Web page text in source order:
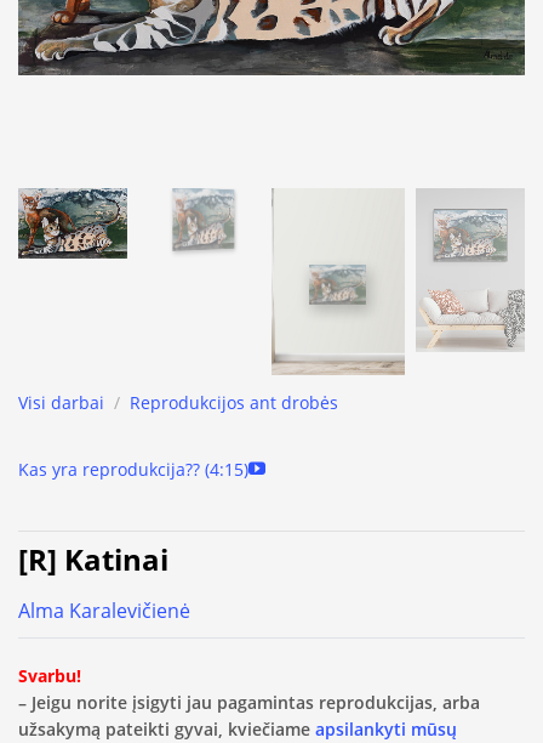
Visi darbai / Reprodukcijos ant drobės
Kas yra reprodukcija?? (4:15)
[R] Katinai
Alma Karalevičienė
Svarbu!
– Jeigu norite įsigyti jau pagamintas reprodukcijas, arba
užsakymą pateikti gyvai, kviečiame apsilankyti mūsų